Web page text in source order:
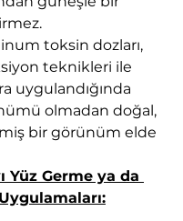
toksin dozları,
teknikleri ile
uygulandığında
olmadan doğal,
bir görünüm elde
Yüz Germe ya da